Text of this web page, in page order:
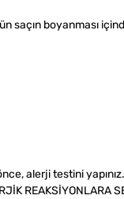
boyanması
alerji testini
REAKSİYONLARA